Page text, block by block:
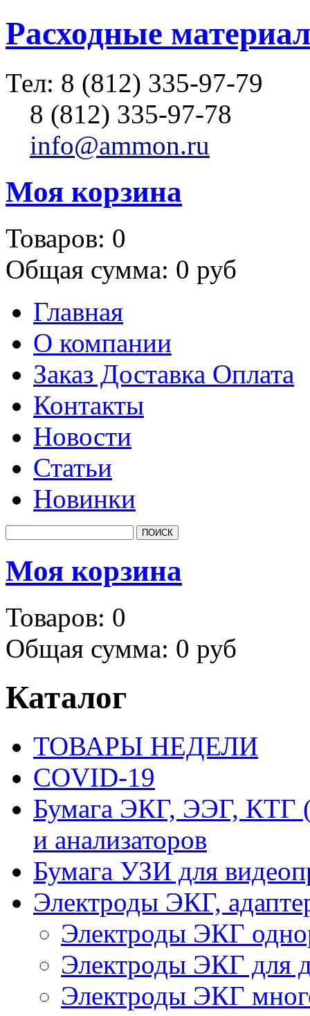
Расходные
Тел: 8 (812) 335-97-79
8 (812) 335-97-78
info@ammon.ru
Моя корзина
Товаров: 0
Общая сумма: 0 руб
Главная
О компании
Заказ Доставка Оплата
Контакты
Новости
Статьи
Новинки
Моя корзина
Товаров: 0
Общая сумма: 0 руб
Каталог
ТОВАРЫ НЕДЕЛИ
COVID-19
Бумага ЭКГ, ЭЭГ, КТГ
и анализаторов
Бумага УЗИ для
Электроды ЭКГ,
Электроды ЭКГ
Электроды ЭКГ для
Электроды ЭКГ